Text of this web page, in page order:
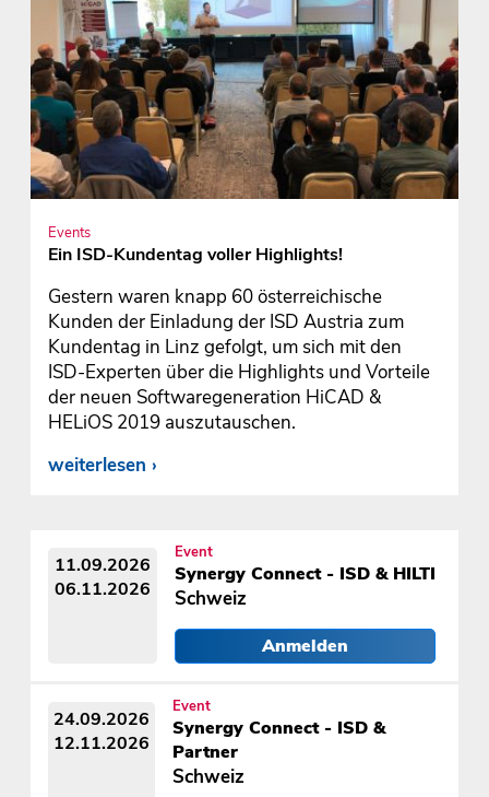
Events
Ein ISD-Kundentag voller Highlights!
Gestern waren knapp 60 österreichische
Kunden der Einladung der ISD Austria zum
Kundentag in Linz gefolgt, um sich mit den
ISD-Experten über die Highlights und Vorteile
der neuen Softwaregeneration HiCAD &
HELiOS 2019 auszutauschen.
weiterlesen
11.09.2026
06.11.2026
Event
Synergy Connect - ISD & HILTI
Schweiz
Anmelden
24.09.2026
12.11.2026
Event
Synergy Connect - ISD &
Partner
Schweiz